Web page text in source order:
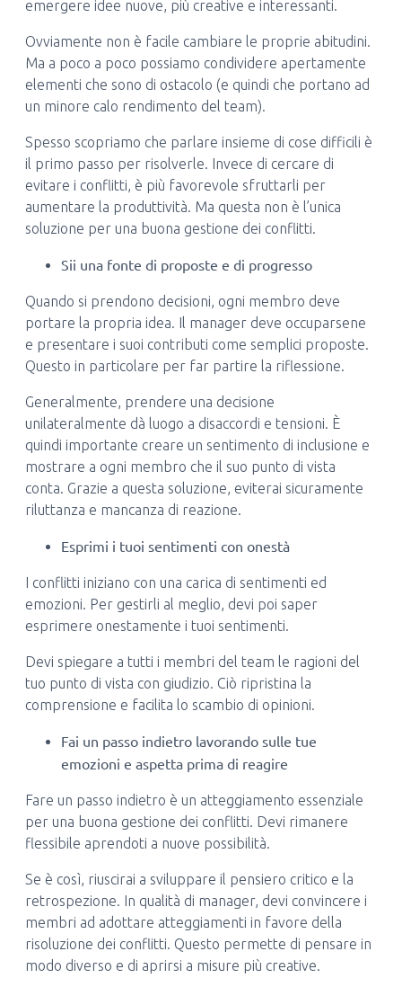
emergere idee nuove, più creative e interessanti.
Ovviamente non è facile cambiare le proprie abitudini.
Ma a poco a poco possiamo condividere apertamente
elementi che sono di ostacolo (e quindi che portano ad
un minore calo rendimento del team).
Spesso scopriamo che parlare insieme di cose difficili è
il primo passo per risolverle. Invece di cercare di
evitare i conflitti, è più favorevole sfruttarli per
aumentare la produttività. Ma questa non è l’unica
soluzione per una buona gestione dei conflitti.
Sii una fonte di proposte e di progresso
Quando si prendono decisioni, ogni membro deve
portare la propria idea. Il manager deve occuparsene
e presentare i suoi contributi come semplici proposte.
Questo in particolare per far partire la riflessione.
Generalmente, prendere una decisione
unilateralmente dà luogo a disaccordi e tensioni. È
quindi importante creare un sentimento di inclusione e
mostrare a ogni membro che il suo punto di vista
conta. Grazie a questa soluzione, eviterai sicuramente
riluttanza e mancanza di reazione.
Esprimi i tuoi sentimenti con onestà
I conflitti iniziano con una carica di sentimenti ed
emozioni. Per gestirli al meglio, devi poi saper
esprimere onestamente i tuoi sentimenti.
Devi spiegare a tutti i membri del team le ragioni del
tuo punto di vista con giudizio. Ciò ripristina la
comprensione e facilita lo scambio di opinioni.
Fai un passo indietro lavorando sulle tue
emozioni e aspetta prima di reagire
Fare un passo indietro è un atteggiamento essenziale
per una buona gestione dei conflitti. Devi rimanere
flessibile aprendoti a nuove possibilità.
Se è così, riuscirai a sviluppare il pensiero critico e la
retrospezione. In qualità di manager, devi convincere i
membri ad adottare atteggiamenti in favore della
risoluzione dei conflitti. Questo permette di pensare in
modo diverso e di aprirsi a misure più creative.